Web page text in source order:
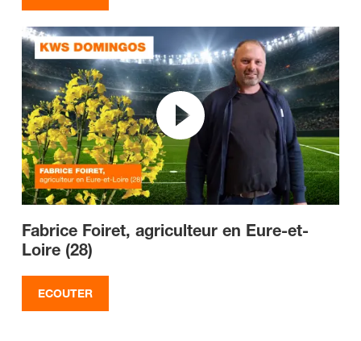
Fabrice Foiret, agriculteur en Eure-et-
Loire (28)
ECOUTER